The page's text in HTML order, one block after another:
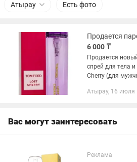
Атырау Есть фото
6 000 ₸
Продается
спрей для тела
Cherry (для
80мл, в
Атырау, 16 июля
Вас могут заинтересовать
Реклама